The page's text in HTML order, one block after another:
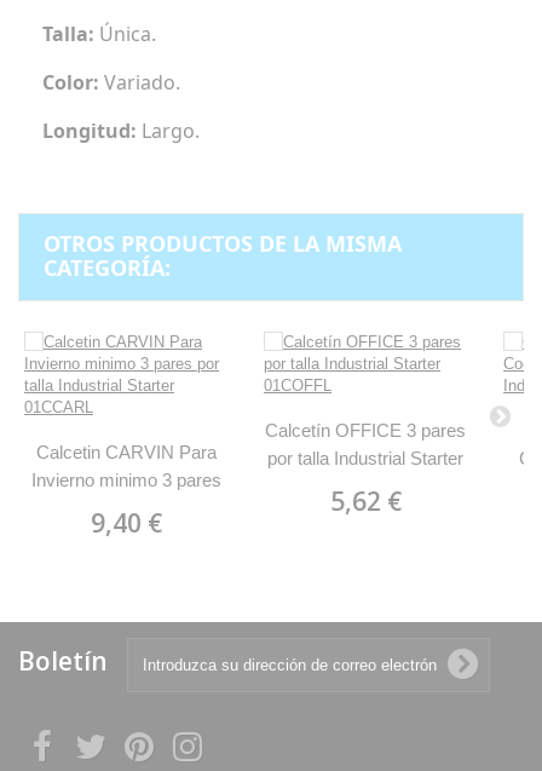
Talla: Única.
Color: Variado.
Longitud: Largo.
OTROS PRODUCTOS DE LA MISMA
CATEGORÍA:
Calcetin CARVIN Para
Invierno minimo 3 pares
01CCARL
9,40 €
Calcetín OFFICE 3 pares
por talla Industrial Starter
5,62 €
Boletín